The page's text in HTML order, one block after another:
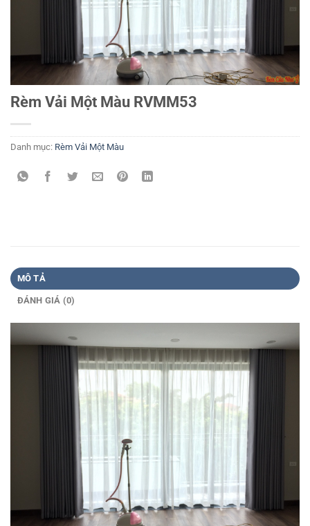
Rèm Vải Một Màu RVMM53
Danh mục: Rèm Vải Một Màu
MÔ TẢ
ĐÁNH GIÁ (0)